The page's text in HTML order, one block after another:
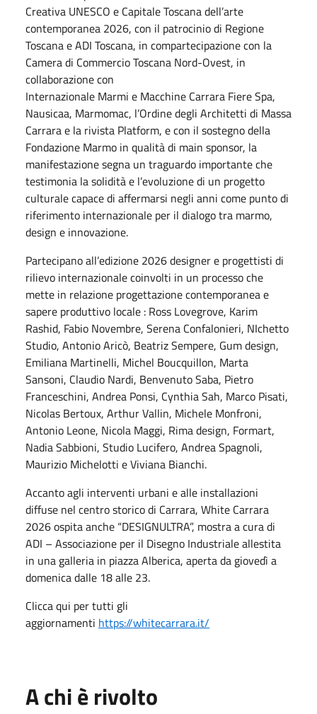
Creativa UNESCO e Capitale Toscana dell’arte
contemporanea 2026, con il patrocinio di Regione
Toscana e ADI Toscana, in compartecipazione con la
Camera di Commercio Toscana Nord-Ovest, in
collaborazione con
Internazionale Marmi e Macchine Carrara Fiere Spa,
Nausicaa, Marmomac, l’Ordine degli Architetti di Massa
Carrara e la rivista Platform, e con il sostegno della
Fondazione Marmo in qualità di main sponsor, la
manifestazione segna un traguardo importante che
testimonia la solidità e l’evoluzione di un progetto
culturale capace di affermarsi negli anni come punto di
riferimento internazionale per il dialogo tra marmo,
design e innovazione.
Partecipano all’edizione 2026 designer e progettisti di
rilievo internazionale coinvolti in un processo che
mette in relazione progettazione contemporanea e
sapere produttivo locale : Ross Lovegrove, Karim
Rashid, Fabio Novembre, Serena Confalonieri, NIchetto
Studio, Antonio Aricò, Beatriz Sempere, Gum design,
Emiliana Martinelli, Michel Boucquillon, Marta
Sansoni, Claudio Nardi, Benvenuto Saba, Pietro
Franceschini, Andrea Ponsi, Cynthia Sah, Marco Pisati,
Nicolas Bertoux, Arthur Vallin, Michele Monfroni,
Antonio Leone, Nicola Maggi, Rima design, Formart,
Nadia Sabbioni, Studio Lucifero, Andrea Spagnoli,
Maurizio Michelotti e Viviana Bianchi.
Accanto agli interventi urbani e alle installazioni
diffuse nel centro storico di Carrara, White Carrara
2026 ospita anche “DESIGNULTRA”, mostra a cura di
ADI – Associazione per il Disegno Industriale allestita
in una galleria in piazza Alberica, aperta da giovedì a
domenica dalle 18 alle 23.
Clicca qui per tutti gli
aggiornamenti https://whitecarrara.it/
A chi è rivolto